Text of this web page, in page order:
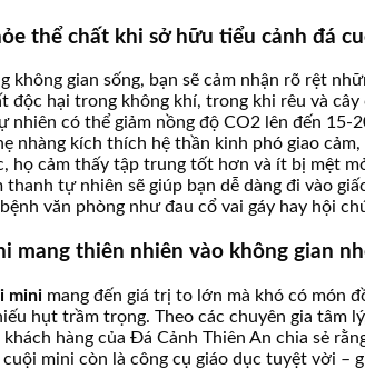
thể chất khi sở hữu tiểu cảnh đá
không gian sống, bạn sẽ cảm nhận rõ rệt
độc hại trong không khí, trong khi rêu và
có thể giảm nồng độ CO2 lên đến
nhàng kích thích hệ thần kinh phó giao
họ cảm thấy tập trung tốt hơn và ít bị mệt
tự nhiên sẽ giúp bạn dễ dàng đi vào
văn phòng như đau cổ vai gáy hay hội
mang thiên nhiên vào không gian
mini mang đến giá trị to lớn mà khó có món
hụt trầm trọng. Theo các chuyên gia
hàng của Đá Cảnh Thiên An chia sẻ
mini còn là công cụ giáo dục tuyệt vời –